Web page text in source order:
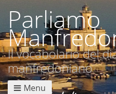
Parliamo
Il vocabolario del
manfredoniano
Menu